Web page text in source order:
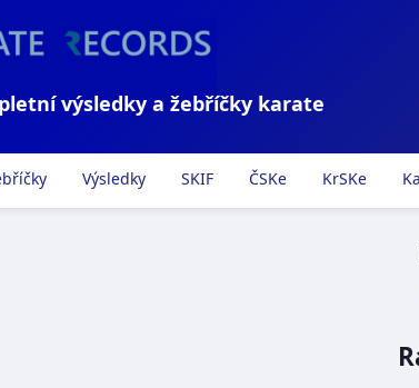
výsledky a žebříčky karate
Výsledky SKIF ČSKe KrSKe